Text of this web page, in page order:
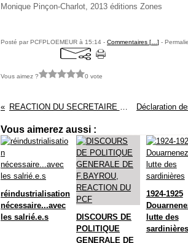
Monique Pinçon-Charlot, 2013 éditions Zones
Posté par PCFPLOEMEUR à 15:14 - Commentaires [ ] -
Vous aimez ? 0 vote
REACTION DU SECRETAIRE du PCF DU FINISTERE AUX LICENCIEMENTS
Vous aimerez aussi :
réindustrialisation
nécessaire...avec
les salrié.e.s
DISCOURS DE
POLITIQUE
GENERALE DE
1924-1925
lutte des
sardinières